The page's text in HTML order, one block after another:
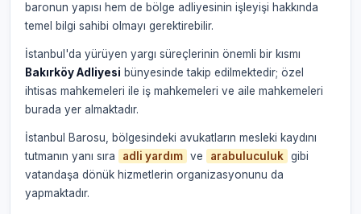
baronun yapısı hem de bölge adliyesinin işleyişi hakkında
temel bilgi sahibi olmayı gerektirebilir.
İstanbul'da yürüyen yargı süreçlerinin önemli bir kısmı
Bakırköy Adliyesi bünyesinde takip edilmektedir; özel
ihtisas mahkemeleri ile iş mahkemeleri ve aile mahkemeleri
burada yer almaktadır.
İstanbul Barosu, bölgesindeki avukatların mesleki kaydını
tutmanın yanı sıra
adli yardım ve arabuluculuk gibi
vatandaşa dönük hizmetlerin organizasyonunu da
yapmaktadır.